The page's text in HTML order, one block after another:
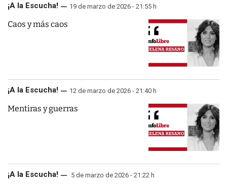
¡A la Escucha! 19 de marzo de 2026 - 21:55 h
Caos y más caos
¡A la Escucha! 12 de marzo de 2026 - 21:40 h
Mentiras y guerras
¡A la Escucha! 5 de marzo de 2026 - 21:22 h